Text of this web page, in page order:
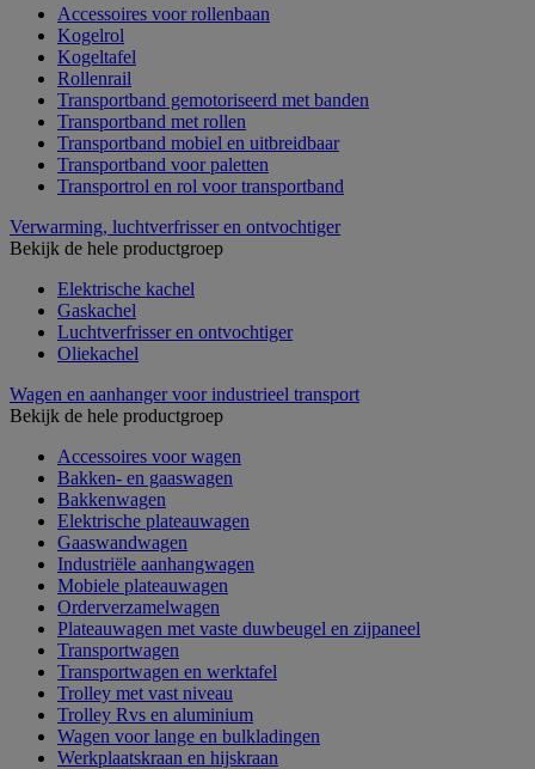
Accessoires voor rollenbaan
Kogelrol
Kogeltafel
Rollenrail
Transportband gemotoriseerd met banden
Transportband met rollen
Transportband mobiel en uitbreidbaar
Transportband voor paletten
Transportrol en rol voor transportband
Verwarming, luchtverfrisser en ontvochtiger
Bekijk de hele productgroep
Elektrische kachel
Gaskachel
Luchtverfrisser en ontvochtiger
Oliekachel
Wagen en aanhanger voor industrieel transport
Bekijk de hele productgroep
Accessoires voor wagen
Bakken- en gaaswagen
Bakkenwagen
Elektrische plateauwagen
Gaaswandwagen
Industriële aanhangwagen
Mobiele plateauwagen
Orderverzamelwagen
Plateauwagen met vaste duwbeugel en zijpaneel
Transportwagen
Transportwagen en werktafel
Trolley met vast niveau
Trolley Rvs en aluminium
Wagen voor lange en bulkladingen
Werkplaatskraan en hijskraan